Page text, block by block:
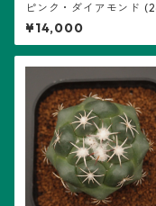
ピンク・ダイアモンド
PDM05)：ギムノカリキ
¥14,000